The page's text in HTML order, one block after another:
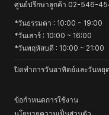
ศูนย์ปรึกษาลูกค้า 02-546-
*วันธรรมดา : 10:00 ~ 19:00
*วันเสาร์ : 10:00 ~ 16:00
*วันพฤหัสบดี : 10:00 ~ 21:00
ปิดทำการวันอาทิตย์และวันหยุ
ข้อกำหนดการใช้งาน